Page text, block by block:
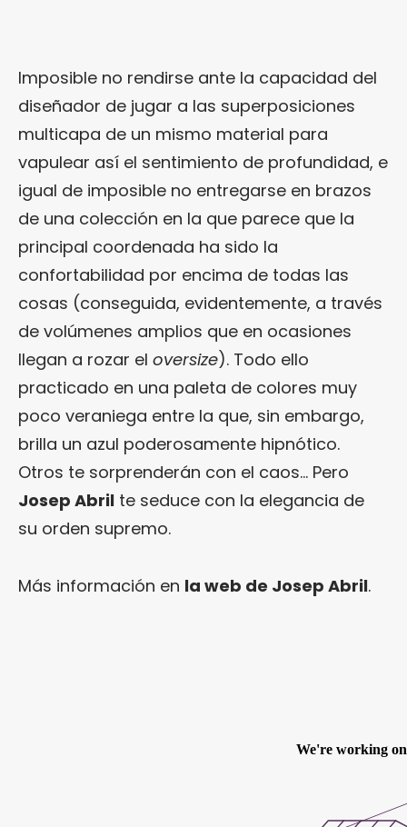
Imposible no rendirse ante la capacidad del
diseñador de jugar a las superposiciones
multicapa de un mismo material para
vapulear así el sentimiento de profundidad, e
igual de imposible no entregarse en brazos
de una colección en la que parece que la
principal coordenada ha sido la
confortabilidad por encima de todas las
cosas (conseguida, evidentemente, a través
de volúmenes amplios que en ocasiones
llegan a rozar el oversize). Todo ello
practicado en una paleta de colores muy
poco veraniega entre la que, sin embargo,
brilla un azul poderosamente hipnótico.
Otros te sorprenderán con el caos… Pero
Josep Abril te seduce con la elegancia de
su orden supremo.
Más información en la web de Josep Abril.